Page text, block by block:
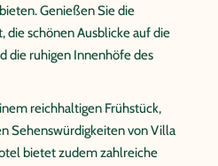
Genießen Sie die
die schönen Ausblicke auf die
die ruhigen Innenhöfe des
reichhaltigen Frühstück,
Sehenswürdigkeiten von Villa
bietet zudem zahlreiche